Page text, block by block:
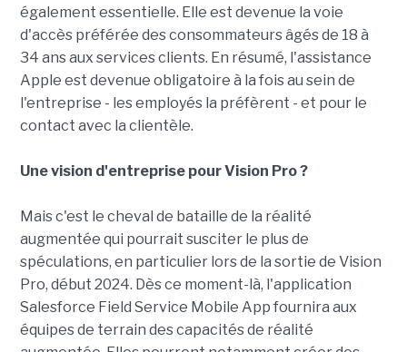
également essentielle. Elle est devenue la voie
d'accès préférée des consommateurs âgés de 18 à
34 ans aux services clients. En résumé, l'assistance
Apple est devenue obligatoire à la fois au sein de
l'entreprise - les employés la préfèrent - et pour le
contact avec la clientèle.
Une vision d'entreprise pour Vision Pro ?
Mais c'est le cheval de bataille de la réalité
augmentée qui pourrait susciter le plus de
spéculations, en particulier lors de la sortie de Vision
Pro, début 2024. Dès ce moment-là, l'application
Salesforce Field Service Mobile App fournira aux
équipes de terrain des capacités de réalité